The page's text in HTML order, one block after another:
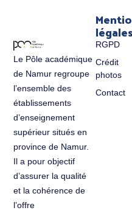
Le Pôle académique
de Namur regroupe
l’ensemble des
établissements
d’enseignement
supérieur situés en
province de Namur.
Il a pour objectif
d’assurer la qualité
et la cohérence de
l’offre
légales
RGPD
Crédit
photos
Contact